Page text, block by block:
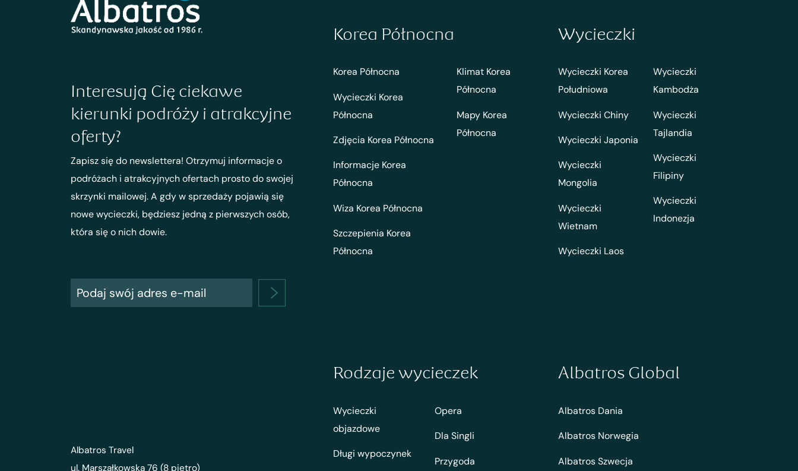
Interesują Cię ciekawe
kierunki podróży i atrakcyjne
oferty?
Zapisz się do newslettera! Otrzymuj informacje o
podróżach i atrakcyjnych ofertach prosto do swojej
skrzynki mailowej. A gdy w sprzedaży pojawią się
nowe wycieczki, będziesz jedną z pierwszych osób,
która się o nich dowie.
Korea Północna
Korea Północna
Wycieczki Korea
Północna
Zdjęcia Korea Północna
Informacje Korea
Północna
Wiza Korea Północna
Szczepienia Korea
Północna
Klimat Korea
Północna
Mapy Korea
Północna
Wycieczki
Wycieczki Korea
Południowa
Wycieczki Chiny
Wycieczki Japonia
Wycieczki
Mongolia
Wycieczki
Wietnam
Wycieczki Laos
Wycieczki
Kambodża
Wycieczki
Tajlandia
Wycieczki
Filipiny
Wycieczki
Indonezja
Albatros Travel
ul. Marszałkowska 76 (8 piętro)
Rodzaje wycieczek
Wycieczki
objazdowe
Długi wypoczynek
Opera
Dla Singli
Przygoda
Albatros Global
Albatros Dania
Albatros Norwegia
Albatros Szwecja